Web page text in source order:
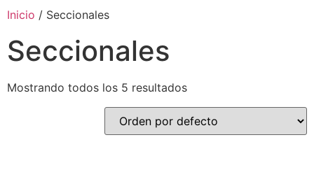
Inicio / Seccionales
Seccionales
Mostrando todos los 5 resultados